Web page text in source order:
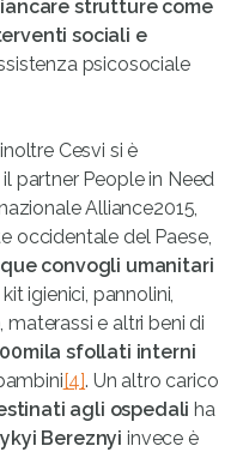
strutture come
sociali e
psicosociale
Cesvi si è
partner People in Need
Alliance2015,
occidentale del Paese,
convogli umanitari
igienici, pannolini,
e altri beni di
sfollati interni
[4]. Un altro carico
agli ospedali ha
Bereznyi invece è